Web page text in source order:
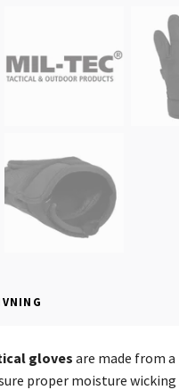
glovesare made from
proper moisture